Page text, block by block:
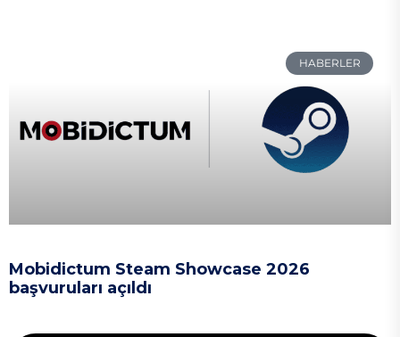
HABERLER
Mobidictum Steam Showcase 2026
başvuruları açıldı